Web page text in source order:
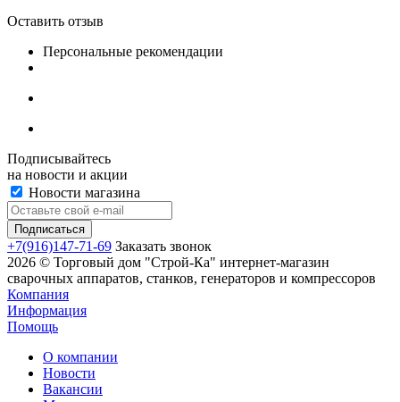
Оставить отзыв
Персональные рекомендации
Подписывайтесь
на новости и акции
Новости магазина
+7(916)147-71-69 Заказать звонок
2026 © Торговый дом "Строй-Ка" интернет-магазин
сварочных аппаратов, станков, генераторов и компрессоров
Компания
Информация
Помощь
О компании
Новости
Вакансии